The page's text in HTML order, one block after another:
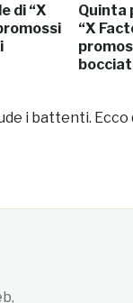
di “X
Quinta
“X
i battenti. Ecco